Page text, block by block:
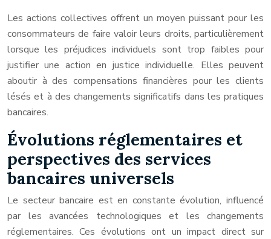
Les actions collectives offrent un moyen puissant pour les
consommateurs de faire valoir leurs droits, particulièrement
lorsque les préjudices individuels sont trop faibles pour
justifier une action en justice individuelle. Elles peuvent
aboutir à des compensations financières pour les clients
lésés et à des changements significatifs dans les pratiques
bancaires.
Évolutions réglementaires et
perspectives des services
bancaires universels
Le secteur bancaire est en constante évolution, influencé
par les avancées technologiques et les changements
réglementaires. Ces évolutions ont un impact direct sur